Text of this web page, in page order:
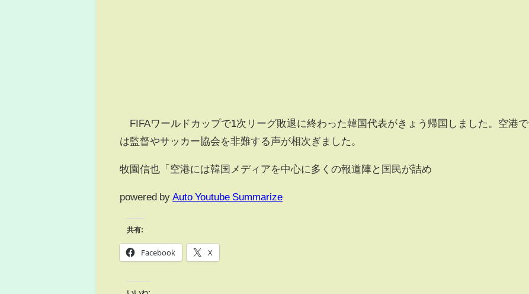
FIFAワールドカップで1次リーグ敗退に終わった韓国代表がきょう帰国しました。空港で
は監督やサッカー協会を非難する声が相次ぎました。
牧園信也「空港には韓国メディアを中心に多くの報道陣と国民が詰め
powered by Auto Youtube Summarize
共有:
Facebook X